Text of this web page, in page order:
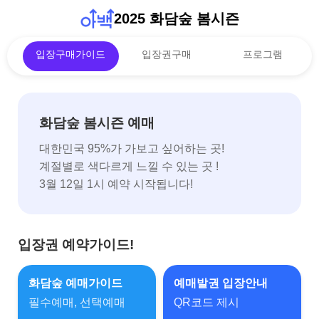
2025 화담숲 봄시즌
입장구매가이드 입장권구매 프로그램
화담숲 봄시즌 예매
대한민국 95%가 가보고 싶어하는 곳!
계절별로 색다르게 느낄 수 있는 곳 !
3월 12일 1시 예약 시작됩니다!
입장권 예약가이드!
화담숲 예매가이드
필수예매, 선택예매
예매발권 입장안내
QR코드 제시